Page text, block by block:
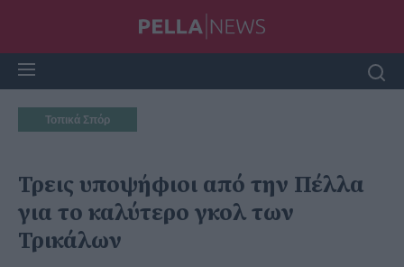
Τοπικά Σπόρ
Τρεις υποψήφιοι από την Πέλλα
για το καλύτερο γκολ των
Τρικάλων